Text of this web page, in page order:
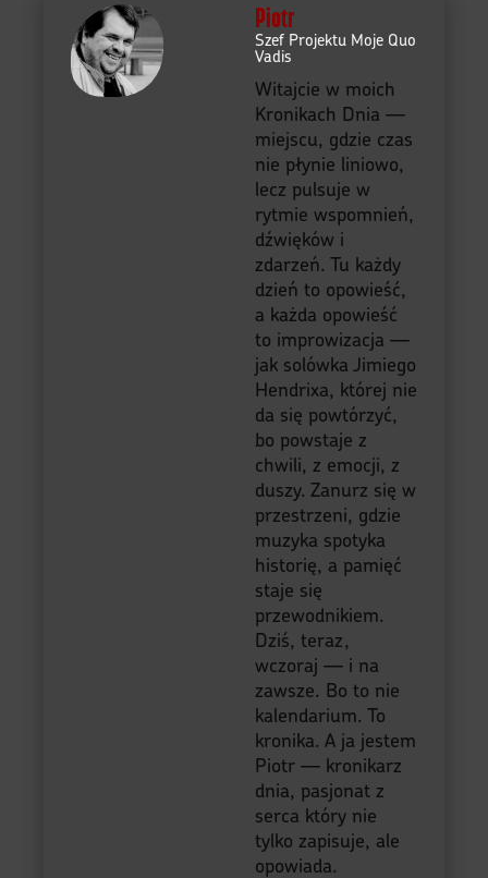
Piotr
Szef Projektu Moje Quo
Vadis
Witajcie w moich
Kronikach Dnia —
miejscu, gdzie czas
nie płynie liniowo,
lecz pulsuje w
rytmie wspomnień,
dźwięków i
zdarzeń. Tu każdy
dzień to opowieść,
a każda opowieść
to improwizacja —
jak solówka Jimiego
Hendrixa, której nie
da się powtórzyć,
bo powstaje z
chwili, z emocji, z
duszy. Zanurz się w
przestrzeni, gdzie
muzyka spotyka
historię, a pamięć
staje się
przewodnikiem.
Dziś, teraz,
wczoraj — i na
zawsze. Bo to nie
kalendarium. To
kronika. A ja jestem
Piotr — kronikarz
dnia, pasjonat z
serca który nie
tylko zapisuje, ale
opowiada.